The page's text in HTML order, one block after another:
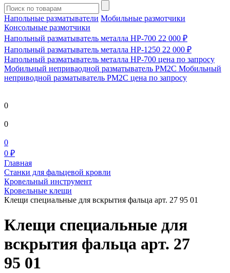
Напольные разматыватели Мобильные размотчики
Консольные размотчики
Напольный разматыватель металла HP-700 22 000 ₽
Напольный разматыватель металла HP-1250 22 000 ₽
Напольный разматыватель металла HP-700 цена по запросу
Мобильный непривaодной разматыватель РМ2С Мобильный
неприводной разматыватель РМ2С цена по запросу
0
0
0
0 ₽
Главная
Станки для фальцевой кровли
Кровельный инструмент
Кровельные клещи
Клещи специальные для вскрытия фальца арт. 27 95 01
Клещи специальные для
вскрытия фальца арт. 27
95 01